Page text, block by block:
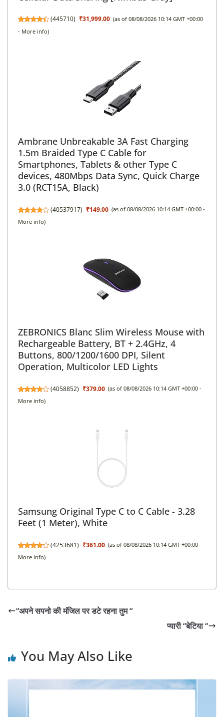
(445710) ₹31,999.00 (as of 08/08/2026 10:14 GMT +00:00
- More info)
Ambrane Unbreakable 3A Fast Charging
1.5m Braided Type C Cable for
Smartphones, Tablets & other Type C
devices, 480Mbps Data Sync, Quick Charge
3.0 (RCT15A, Black)
(40537917) ₹149.00 (as of 08/08/2026 10:14 GMT +00:00 -
More info)
ZEBRONICS Blanc Slim Wireless Mouse with
Rechargeable Battery, BT + 2.4GHz, 4
Buttons, 800/1200/1600 DPI, Silent
Operation, Multicolor LED Lights
(4058852) ₹379.00 (as of 08/08/2026 10:14 GMT +00:00 -
More info)
Samsung Original Type C to C Cable - 3.28
Feet (1 Meter), White
(4253681) ₹361.00 (as of 08/08/2026 10:14 GMT +00:00 -
More info)
“अपने सपनो की मंजिल पर डटे रहना तुम “
प्यारी “बेटिया “
You May Also Like